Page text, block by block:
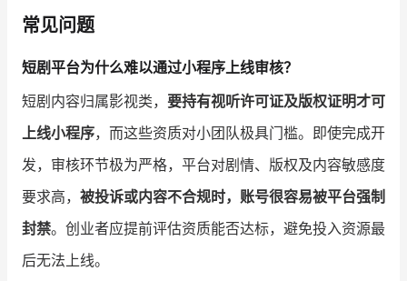
常见问题
短剧平台为什么难以通过小程序上线审核？
短剧内容归属影视类， 要持有视听许可证及版权证明才可
上线小程序，而这些资质对小团队极具门槛。即使完成开
发，审核环节极为严格，平台对剧情、版权及内容敏感度
要求高， 被投诉或内容不合规时，账号很容易被平台强制
封禁。创业者应提前评估资质能否达标，避免投入资源最
后无法上线。